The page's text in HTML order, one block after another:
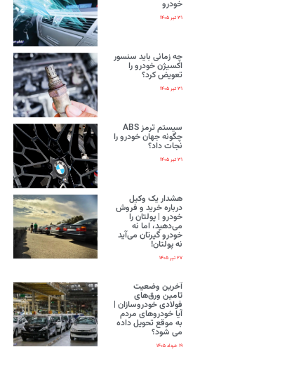
خودرو
۳۱ تیر ۱۴۰۵
چه زمانی باید سنسور
اکسیژن خودرو را
تعویض کرد؟
۳۱ تیر ۱۴۰۵
سیستم ترمز ABS
چگونه جهان خودرو را
نجات داد؟
۳۱ تیر ۱۴۰۵
هشدار یک وکیل
درباره خرید و فروش
خودرو | پولتان را
می‌دهید، اما نه
خودرو گیرتان می‌آید
نه پولتان!
۲۷ تیر ۱۴۰۵
آخرین وضعیت
تامین ورق‌های
فولادی خودروسازان |
آیا خودروهای مردم
به موقع تحویل داده
می شود؟
۱۹ خرداد ۱۴۰۵